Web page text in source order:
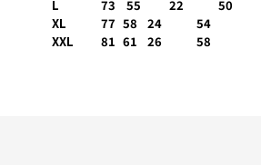
L
73 55 22
50
XL
77 58 24
54
XXL 81 61 26 58